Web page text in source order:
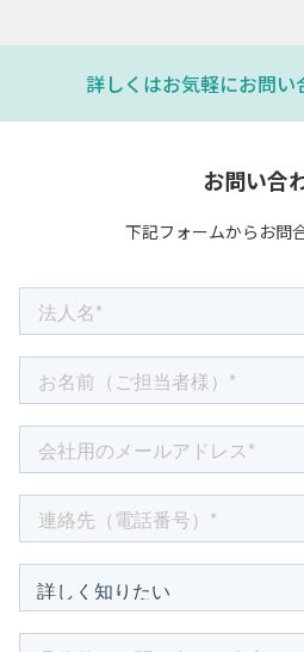
詳しくはお気軽にお問い
お問い合
下記フォームからお問